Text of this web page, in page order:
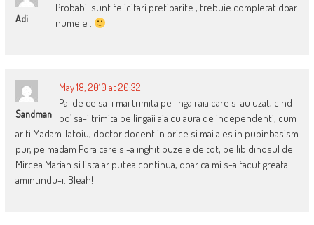
Adi
Probabil sunt felicitari pretiparite , trebuie completat doar
numele .
Sandman
May 18, 2010 at 20:32
Pai de ce sa-i mai trimita pe lingaii aia care s-au uzat, cind
po’ sa-i trimita pe lingaii aia cu aura de independenti, cum
ar fi Madam Tatoiu, doctor docent in orice si mai ales in pupinbasism
pur, pe madam Pora care si-a inghit buzele de tot, pe libidinosul de
Mircea Marian si lista ar putea continua, doar ca mi s-a facut greata
amintindu-i. Bleah!